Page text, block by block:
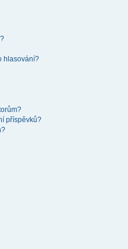
hlasování?
příspěvků?